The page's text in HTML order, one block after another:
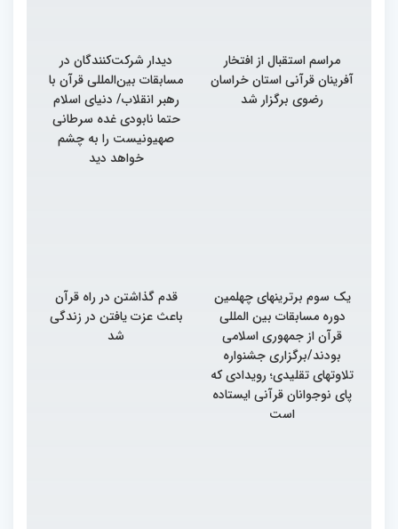
مراسم استقبال از افتخار
آفرینان قرآنی استان خراسان
رضوی برگزار شد
دیدار شرکت‌کنندگان در
مسابقات بین‌المللی قرآن با
رهبر انقلاب/ دنیای اسلام
حتما نابودی غده سرطانی
صهیونیست را به چشم
خواهد دید
یک سوم برترینهای چهلمین
دوره مسابقات بین المللی
قرآن از جمهوری اسلامی
بودند/برگزاری جشنواره
تلاوتهای تقلیدی؛ رویدادی که
پای نوجوانان قرآنی ایستاده
است
قدم گذاشتن در راه قرآن
باعث عزت یافتن در زندگی
شد